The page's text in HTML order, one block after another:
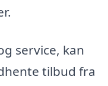
service, kan
tilbud fra